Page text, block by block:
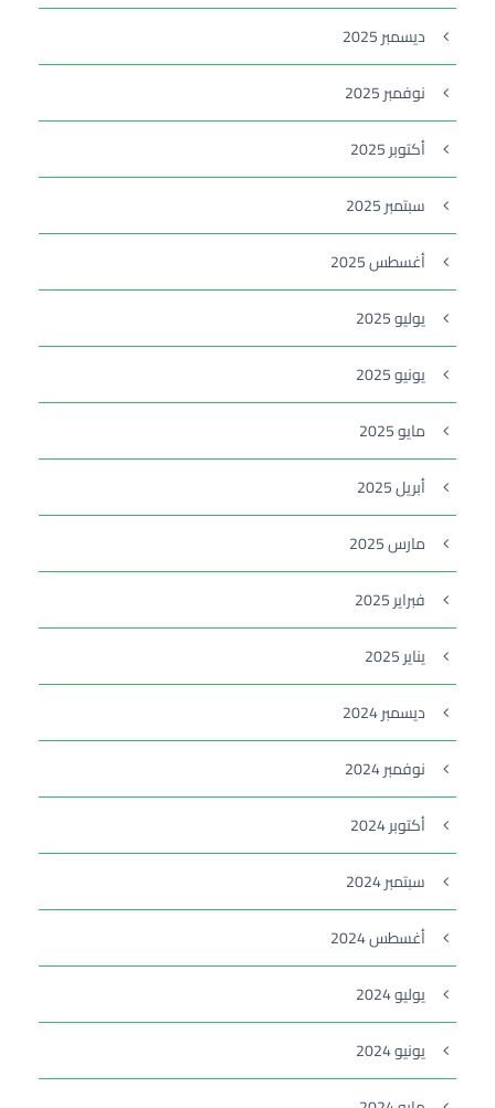
ديسمبر 2025
نوفمبر 2025
أكتوبر 2025
سبتمبر 2025
أغسطس 2025
يوليو 2025
يونيو 2025
مايو 2025
أبريل 2025
مارس 2025
فبراير 2025
يناير 2025
ديسمبر 2024
نوفمبر 2024
أكتوبر 2024
سبتمبر 2024
أغسطس 2024
يوليو 2024
يونيو 2024